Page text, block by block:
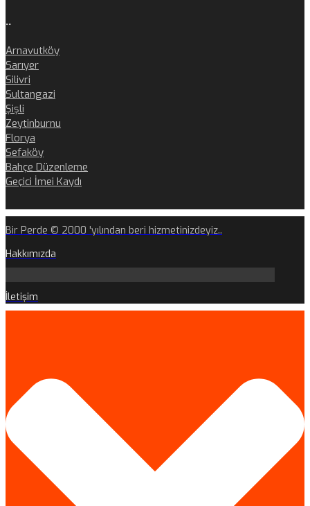
..
Arnavutköy
Sarıyer
Silivri
Sultangazi
Şişli
Zeytinburnu
Florya
Sefaköy
Bahçe Düzenleme
Geçici İmei Kaydı
Bir Perde © 2000 'yılından beri hizmetinizdeyiz..
Hakkımızda
İletişim